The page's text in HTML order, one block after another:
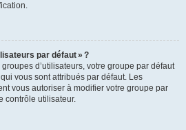
par défaut » ?
d’utilisateurs, votre groupe par défaut
vous sont attribués par défaut. Les
vous autoriser à modifier votre groupe par
contrôle utilisateur.